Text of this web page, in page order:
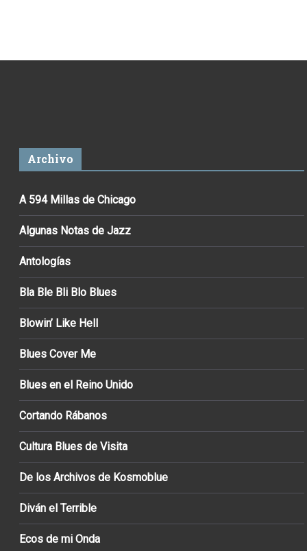
Archivo
A 594 Millas de Chicago
Algunas Notas de Jazz
Antologías
Bla Ble Bli Blo Blues
Blowin’ Like Hell
Blues Cover Me
Blues en el Reino Unido
Cortando Rábanos
Cultura Blues de Visita
De los Archivos de Kosmoblue
Diván el Terrible
Ecos de mi Onda